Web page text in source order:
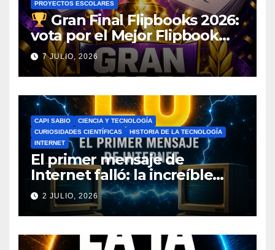
PROYECTOS ESCOLARES
Gran Final Flipbooks 2026:
vota por el Mejor Flipbook
del Ciclo Escolar
7 JULIO, 2026
CAPI SABIO
CIENCIA Y TECNOLOGÍA
CURIOSIDADES CIENTÍFICAS
HISTORIA DE LA TECNOLOGÍA
INTERNET
El primer mensaje de
Internet falló: la increíble
historia de ARPANET que
cambió el mundo
2 JULIO, 2026